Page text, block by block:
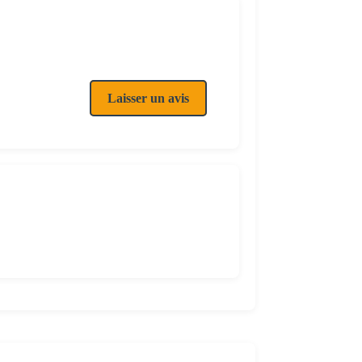
Laisser un avis